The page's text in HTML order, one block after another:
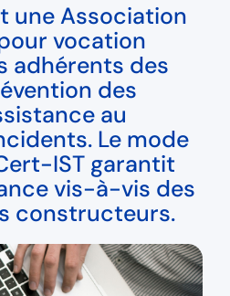
une Association
vocation
adhérents des
des
au
Le mode
IST garantit
vis-à-vis des
constructeurs.